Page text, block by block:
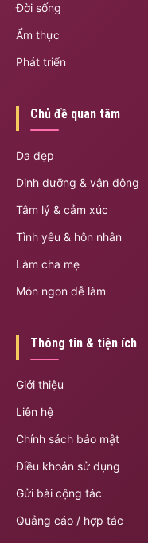
Đời sống
Ẩm thực
Phát triển
Chủ đề quan tâm
Da đẹp
Dinh dưỡng & vận động
Tâm lý & cảm xúc
Tình yêu & hôn nhân
Làm cha mẹ
Món ngon dễ làm
Thông tin & tiện ích
Giới thiệu
Liên hệ
Chính sách bảo mật
Điều khoản sử dụng
Gửi bài cộng tác
Quảng cáo / hợp tác